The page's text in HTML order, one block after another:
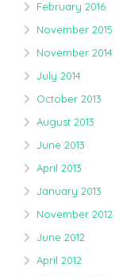
February 2016
November 2015
November 2014
July 2014
October 2013
August 2013
June 2013
April 2013
January 2013
November 2012
June 2012
April 2012